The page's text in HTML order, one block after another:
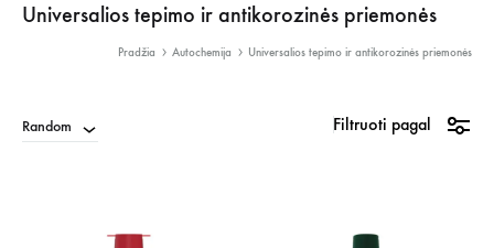
Universalios tepimo ir antikorozinės priemonės
Pradžia Autochemija Universalios tepimo ir antikorozinės priemonės
Random Filtruoti pagal